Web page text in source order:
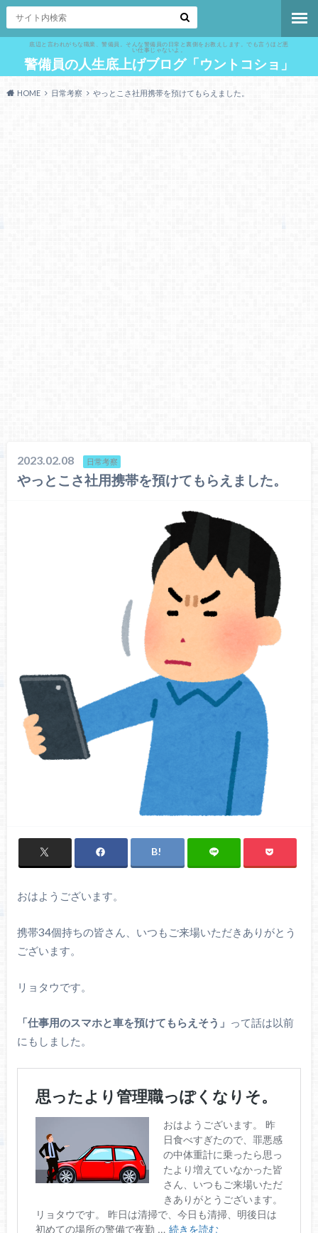
底辺と言われがちな職業、警備員。そんな警備員の日常と裏側をお教えします。でも言うほど悪
い仕事じゃないよ。
警備員の人生底上げブログ「ウントコショ」
HOME 日常考察 やっとこさ社用携帯を預けてもらえました。
2023.02.08 日常考察
やっとこさ社用携帯を預けてもらえました。
おはようございます。
携帯34個持ちの皆さん、いつもご来場いただきありがとう
ございます。
リョタウです。
「仕事用のスマホと車を預けてもらえそう」 って話は以前
にもしました。